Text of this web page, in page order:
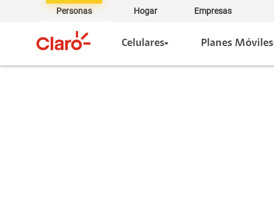
Personas Hogar Empresas
Celulares Planes Móviles